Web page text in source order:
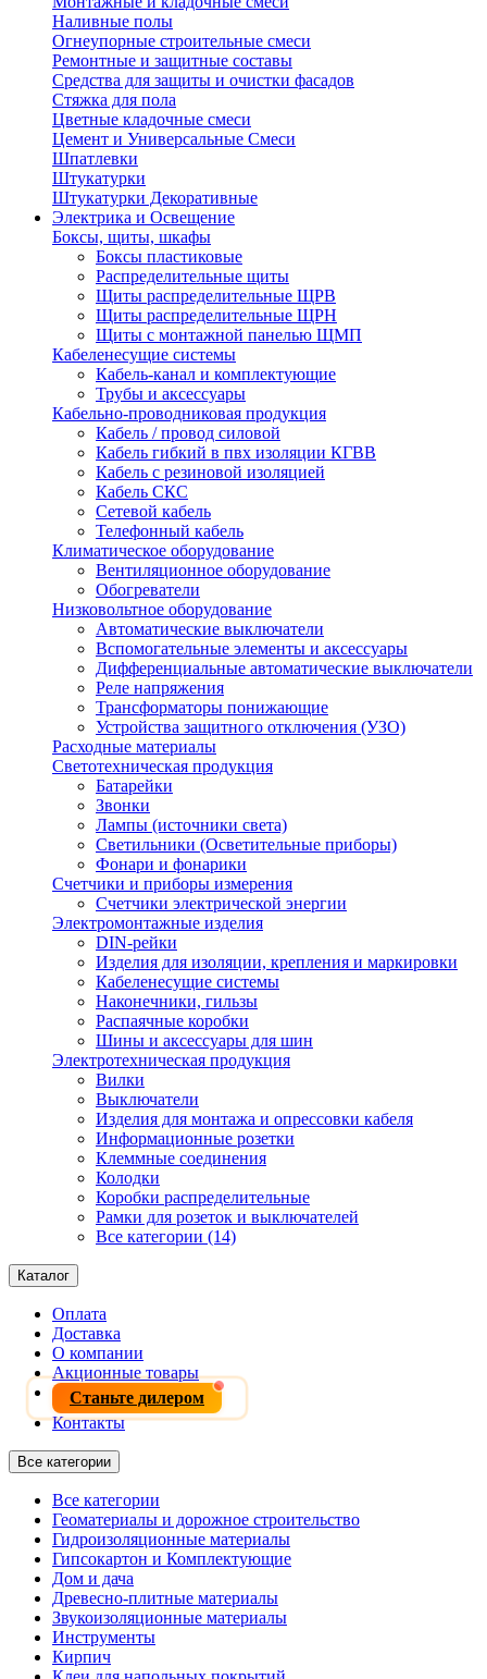
Наливные полы
Огнеупорные строительные смеси
Ремонтные и защитные составы
Средства для защиты и очистки фасадов
Стяжка для пола
Цветные кладочные смеси
Цемент и Универсальные Смеси
Шпатлевки
Штукатурки
Штукатурки Декоративные
Электрика и Освещение
Боксы, щиты, шкафы
Боксы пластиковые
Распределительные щиты
Щиты распределительные ЩРВ
Щиты распределительные ЩРН
Щиты с монтажной панелью ЩМП
Кабеленесущие системы
Кабель-канал и комплектующие
Трубы и аксессуары
Кабельно-проводниковая продукция
Кабель / провод силовой
Кабель гибкий в пвх изоляции КГВВ
Кабель с резиновой изоляцией
Кабель СКС
Сетевой кабель
Телефонный кабель
Климатическое оборудование
Вентиляционное оборудование
Обогреватели
Низковольтное оборудование
Автоматические выключатели
Вспомогательные элементы и аксессуары
Дифференциальные автоматические выключатели
Реле напряжения
Трансформаторы понижающие
Устройства защитного отключения (УЗО)
Расходные материалы
Светотехническая продукция
Батарейки
Звонки
Лампы (источники света)
Светильники (Осветительные приборы)
Фонари и фонарики
Счетчики и приборы измерения
Счетчики электрической энергии
Электромонтажные изделия
DIN-рейки
Изделия для изоляции, крепления и маркировки
Кабеленесущие системы
Наконечники, гильзы
Распаячные коробки
Шины и аксессуары для шин
Электротехническая продукция
Вилки
Выключатели
Изделия для монтажа и опрессовки кабеля
Информационные розетки
Клеммные соединения
Колодки
Коробки распределительные
Рамки для розеток и выключателей
Все категории (14)
Каталог
Оплата
Доставка
О компании
Акционные товары
Станьте дилером
Контакты
Все категории
Все категории
Геоматериалы и дорожное строительство
Гидроизоляционные материалы
Гипсокартон и Комплектующие
Дом и дача
Древесно-плитные материалы
Звукоизоляционные материалы
Инструменты
Кирпич